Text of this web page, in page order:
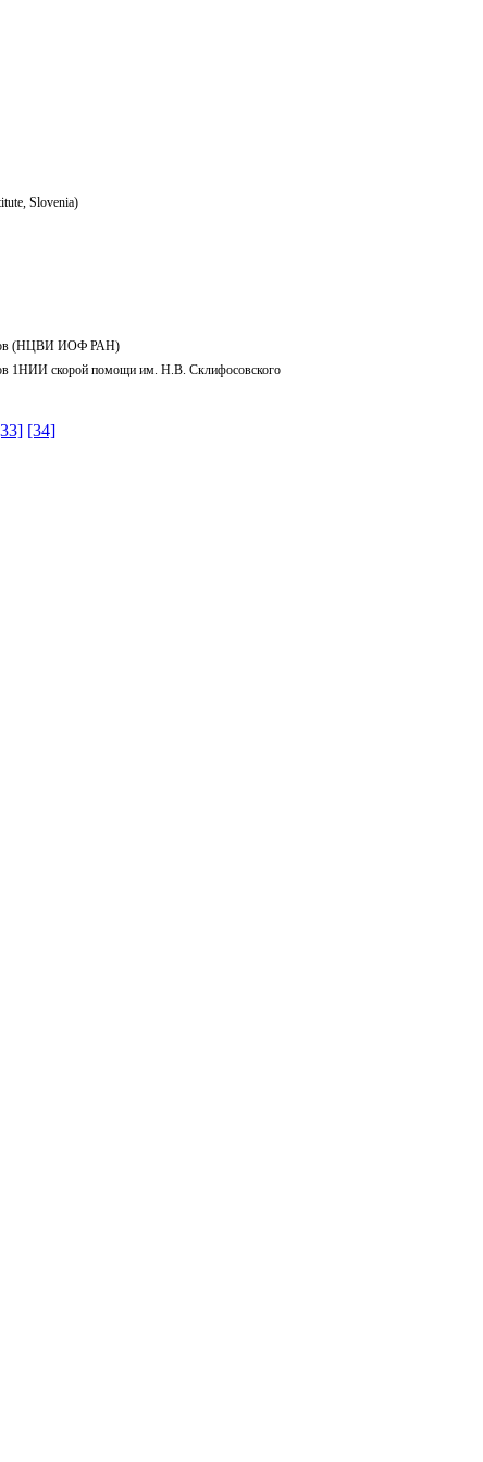
Slovenia)
(НЦВИ ИОФ РАН)
1НИИ скорой помощи им. Н.В. Склифосовского
[34]